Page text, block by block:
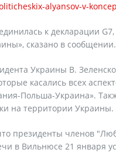
alyansov-v-
к декларации
сказано в сообщении.
Украины В.
касались всех
Польша-Украина».
на территории Украины.
президенты членов
в Вильнюсе 21 января